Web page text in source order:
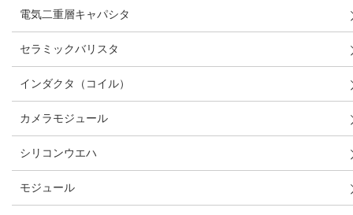
電気二重層キャパシタ
セラミックバリスタ
インダクタ（コイル）
カメラモジュール
シリコンウエハ
モジュール